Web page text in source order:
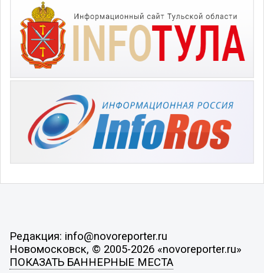
Редакция: info@novoreporter.ru
Новомосковск, © 2005-2026 «novoreporter.ru»
ПОКАЗАТЬ БАННЕРНЫЕ МЕСТА